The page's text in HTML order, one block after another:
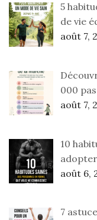
5
de vie
août 7,
000
août 7,
10
août 6,
7